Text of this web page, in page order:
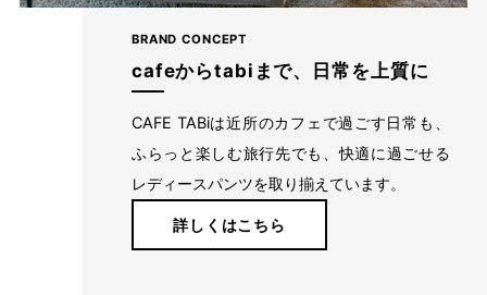
経験を積み重ねた人にしか分からない“本物のスタンダー
ド”があるとすればそれはこんな形なのかもしれません。忙
BRAND CONCEPT
cafeからtabiまで、日常を上質に
CAFE TABiは近所のカフェで過ごす日常も、
ふらっと楽しむ旅行先でも、快適に過ごせる
レディースパンツを取り揃えています。
詳しくはこちら